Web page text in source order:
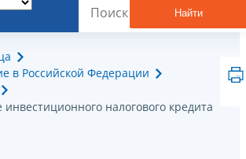
Найти
в Российской Федерации
налогового кредита